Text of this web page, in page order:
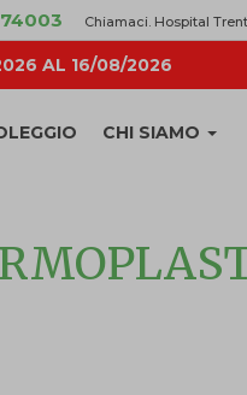
Chiamaci. Hospital
AL 16/08/2026
CHI SIAMO